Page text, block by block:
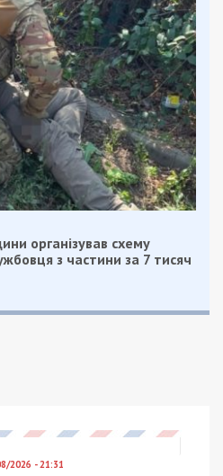
організував схему
з частини за 7 тисяч
2026 - 21:31